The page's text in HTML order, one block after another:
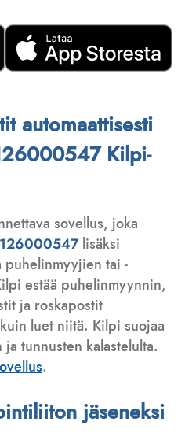
automaattisesti
Kilpi-
sovellus, joka
lisäksi
puhelinmyyjien tai -
estää puhelinmyynnin,
ja roskapostit
luet niitä. Kilpi suojaa
tunnusten kalastelulta.
.
jäseneksi